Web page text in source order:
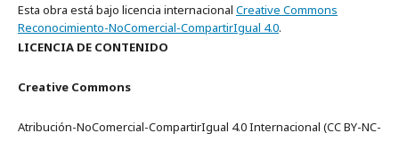
Esta obra está bajo licencia internacional Creative Commons
Reconocimiento-NoComercial-CompartirIgual 4.0.
LICENCIA DE CONTENIDO
Creative Commons
Atribución-NoComercial-CompartirIgual 4.0 Internacional (CC BY-NC-